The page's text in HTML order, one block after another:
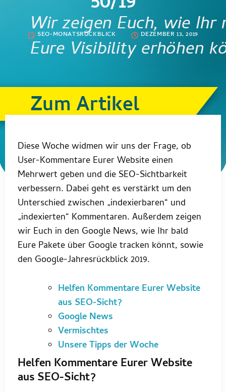
SEO-MONATSRÜCKBLICK DEZEMBER 13, 2019
Diese Woche widmen wir uns der Frage, ob
User-Kommentare Eurer Website einen
Mehrwert geben und die SEO-Sichtbarkeit
verbessern. Dabei geht es verstärkt um den
Unterschied zwischen „indexierbaren“ und
„indexierten“ Kommentaren. Außerdem zeigen
wir Euch in den Google News, wie Ihr bald
Eure Pakete über Google tracken könnt, sowie
den Google-Jahresrückblick 2019.
Helfen Kommentare Eurer Website
aus SEO-Sicht?
Google News
Vermischtes
Unsere Tipps der Woche
Helfen Kommentare Eurer Website
aus SEO-Sicht?